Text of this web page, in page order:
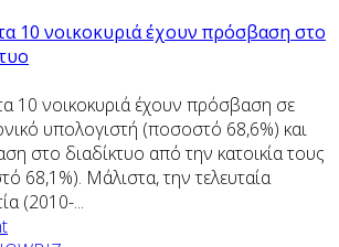
10 νοικοκυριά έχουν πρόσβαση στο
10 νοικοκυριά έχουν πρόσβαση σε
υπολογιστή (ποσοστό 68,6%) και
στο διαδίκτυο από την κατοικία τους
68,1%). Μάλιστα, την τελευταία
(2010-...